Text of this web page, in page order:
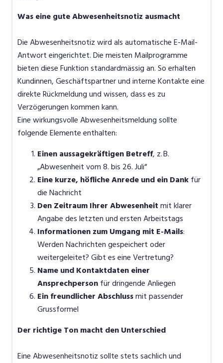
Was eine gute Abwesenheitsnotiz ausmacht
Die Abwesenheitsnotiz wird als automatische E-Mail-
Antwort eingerichtet. Die meisten Mailprogramme
bieten diese Funktion standardmässig an. So erhalten
Kundinnen, Geschäftspartner und interne Kontakte eine
direkte Rückmeldung und wissen, dass es zu
Verzögerungen kommen kann.
Eine wirkungsvolle Abwesenheitsmeldung sollte
folgende Elemente enthalten:
Einen aussagekräftigen Betreff, z. B.
„Abwesenheit vom 8. bis 26. Juli“
Eine kurze, höfliche Anrede und ein Dankfür
die Nachricht
Den Zeitraum Ihrer Abwesenheitmit klarer
Angabe des letzten und ersten Arbeitstags
Informationen zum Umgang mit E-Mails:
Werden Nachrichten gespeichert oder
weitergeleitet? Gibt es eine Vertretung?
Name und Kontaktdaten einer
Ansprechpersonfür dringende Anliegen
Ein freundlicher Abschlussmit passender
Grussformel
Der richtige Ton macht den Unterschied
Eine Abwesenheitsnotiz sollte stets sachlich und